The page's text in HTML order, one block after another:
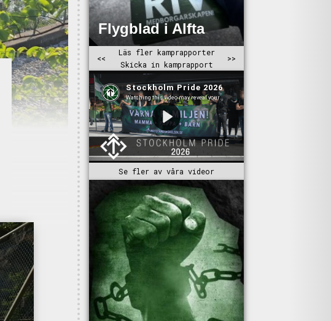
Se fler av våra videor